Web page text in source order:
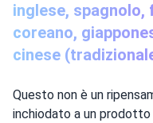
inglese,
coreano,
cinese
Questo non è un
inchiodato a un